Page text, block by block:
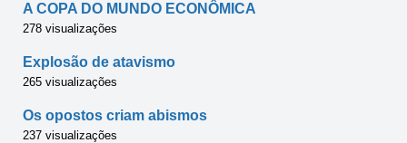
A COPA DO MUNDO ECONÔMICA
278 visualizações
Explosão de atavismo
265 visualizações
Os opostos criam abismos
237 visualizações